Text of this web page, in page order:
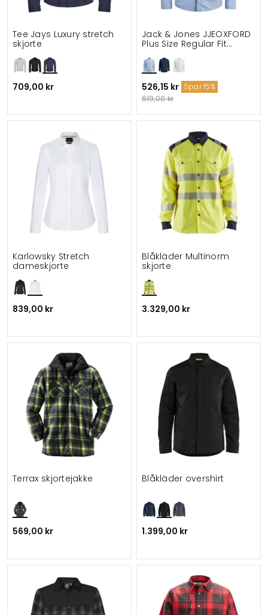
Tee Jays Luxury stretch
skjorte
709,00 kr
Jack & Jones JJEOXFORD
Plus Size Regular Fit
526,15 kr Spar 15%
619,00 kr
Karlowsky Stretch
dameskjorte
839,00 kr
Blåkläder Multinorm
skjorte
3.329,00 kr
Terrax skjortejakke
569,00 kr
Blåkläder overshirt
1.399,00 kr